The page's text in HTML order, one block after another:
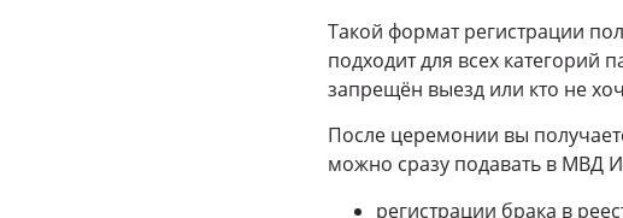
Такой формат регистрации
подходит для всех
запрещён выезд или кто не
После церемонии вы
можно сразу подавать в МВД
регистрации брака в